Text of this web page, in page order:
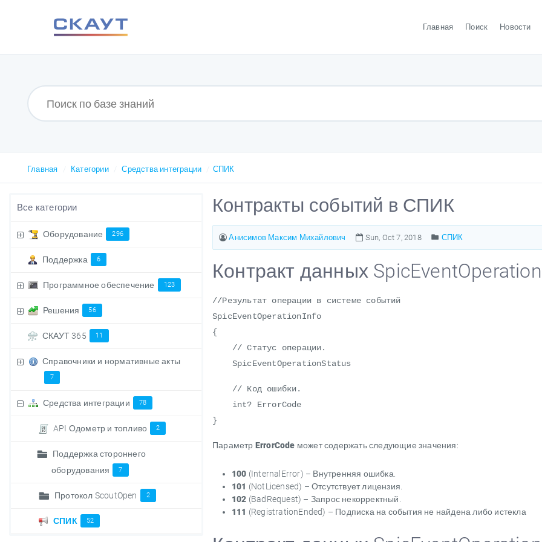
Главная Поиск Новости
Главная Категории Средства интеграции СПИК
Все категории
Оборудование 296
Поддержка 6
Программное обеспечение 123
Решения 56
СКАУТ 365 11
Справочники и нормативные акты
7
Средства интеграции 78
API Одометр и топливо 2
Поддержка стороннего
оборудования
7
Протокол ScoutOpen 2
СПИК 52
Контракты событий в СПИК
Анисимов Максим Михайлович Sun, Oct 7, 2018 СПИК
Контракт данных
//Результат операции в системе событий
SpicEventOperationInfo
{
// Статус операции.
SpicEventOperationStatus
// Код ошибки.
int? ErrorCode
}
Параметр ErrorCode может содержать следующие значения:
100 (InternalError) – Внутренняя ошибка.
101 (NotLicensed) – Отсутствует лицензия.
102 (BadRequest) – Запрос некорректный.
111 (RegistrationEnded) – Подписка на события не найдена либо истекла